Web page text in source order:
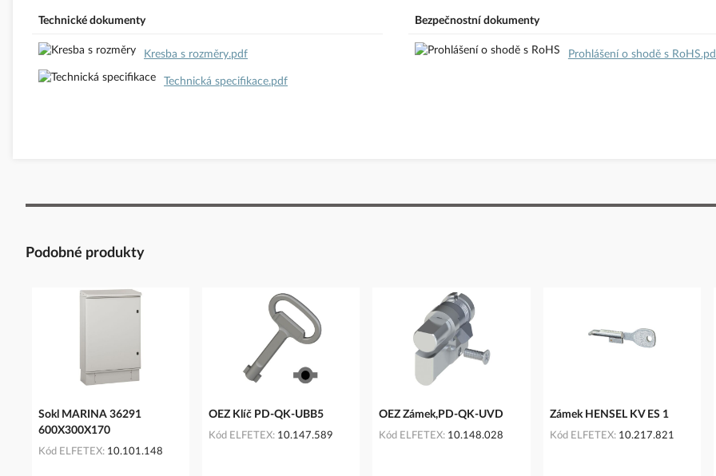
Technické dokumenty
Kresba s rozměry.pdf
Technická specifikace.pdf
Bezpečnostní dokumenty
Prohlášení o shodě s
Podobné produkty
Sokl MARINA 36291
600X300X170
Kód ELFETEX 10.101.148
OEZ Klíč PD-QK-UBB5
Kód ELFETEX 10.147.589
OEZ Zámek,PD-QK-UVD
Kód ELFETEX 10.148.028
Zámek HENSEL KV ES 1
Kód ELFETEX 10.217.821